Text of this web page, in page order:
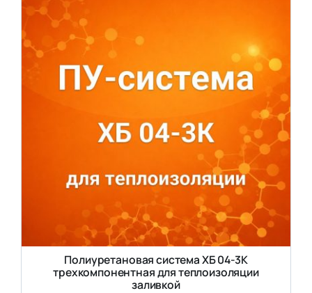
Полиуретановая система ХБ 04-3К
трехкомпонентная для теплоизоляции
заливкой